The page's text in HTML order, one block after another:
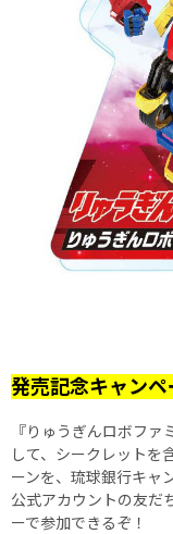
発売記念キャンペ
『りゅうぎんロボフ
して、シークレットを
ーンを、琉球銀行キャ
公式アカウントの友
ーで参加できるぞ！